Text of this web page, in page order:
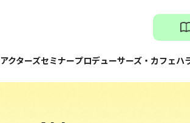
アクターズセミナープロデューサーズ・カフェハ